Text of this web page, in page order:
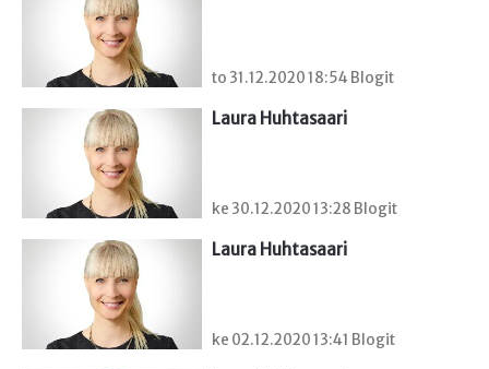
to 31.12.2020 18:54 Blogit
Laura Huhtasaari
ke 30.12.2020 13:28 Blogit
Laura Huhtasaari
ke 02.12.2020 13:41 Blogit